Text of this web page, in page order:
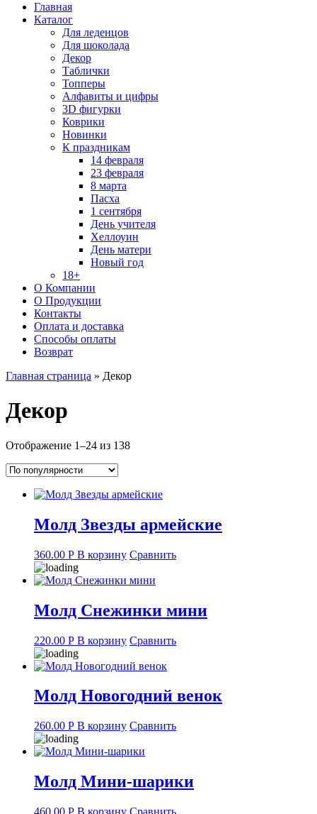
Главная
Каталог
Для леденцов
Для шоколада
Декор
Таблички
Топперы
Алфавиты и цифры
3D фигурки
Коврики
Новинки
К праздникам
14 февраля
23 февраля
8 марта
Пасха
1 сентября
День учителя
Хеллоуин
День матери
Новый год
18+
О Компании
О Продукции
Контакты
Оплата и доставка
Способы оплаты
Возврат
Главная страница » Декор
Декор
Отображение 1–24 из 138Sorted
Молд Звезды армейские
360.00 Р В корзину Сравнить
Молд Снежинки мини
220.00 Р В корзину Сравнить
Молд Новогодний венок
260.00 Р В корзину Сравнить
Молд Мини-шарики